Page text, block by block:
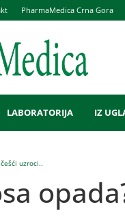
PharmaMedica Crna Gora
LABORATORIJA IZ
uzroci..